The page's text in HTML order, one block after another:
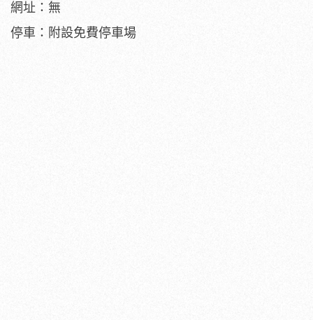
網址：無
停車：附設免費停車場